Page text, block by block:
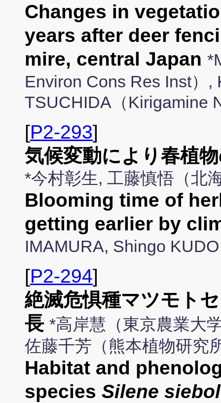
Changes in
years after deer
mire, central Japan
Environ Cons Res Inst）,
TSUCHIDA（Kirigamine
[P2-293]
気候変動により春植
*今村彰生, 工藤慎悟（北
Blooming time of
getting earlier by
IMAMURA, Shingo
[P2-294]
絶滅危惧種マツモト
長 *高岸慧（東京農業大
佐藤千芳（熊本植物研究
Habitat and
species Silene